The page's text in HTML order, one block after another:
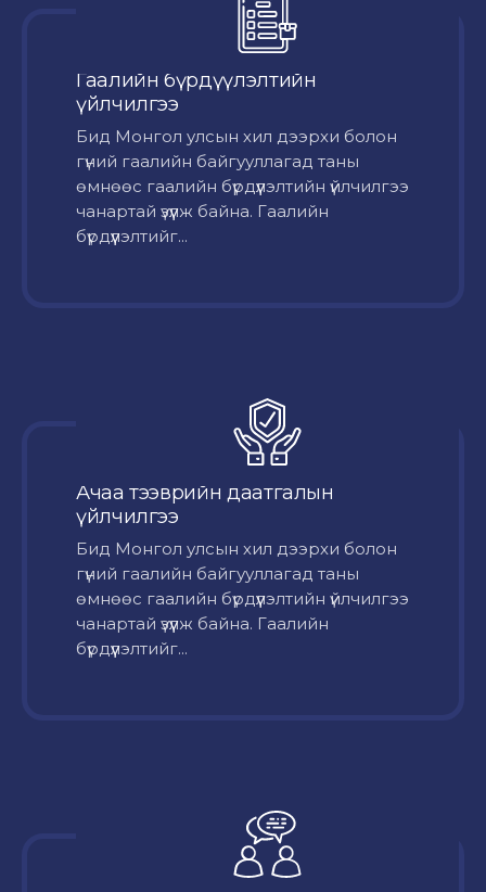
Гаалийн бүрдүүлэлтийн
үйлчилгээ
Бид Монгол улсын хил дээрхи болон
гүний гаалийн байгууллагад таны
өмнөөс гаалийн бүрдүүлэлтийн үйлчилгээ
чанартай үзүүлж байна. Гаалийн
бүрдүүлэлтийг...
Ачаа тээврийн даатгалын
үйлчилгээ
Бид Монгол улсын хил дээрхи болон
гүний гаалийн байгууллагад таны
өмнөөс гаалийн бүрдүүлэлтийн үйлчилгээ
чанартай үзүүлж байна. Гаалийн
бүрдүүлэлтийг...